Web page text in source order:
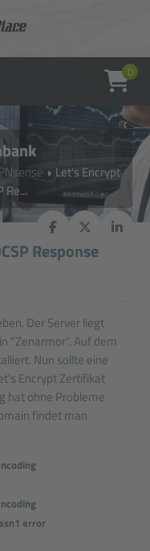
0
Let's Encrypt
Re...
Response
Der Server liegt
"Zenarmor". Auf dem
Nun sollte eine
Encrypt Zertifikat
hat ohne Probleme
findet man
error